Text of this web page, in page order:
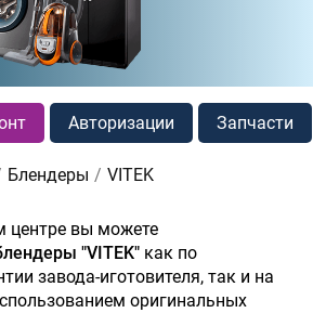
Авторизации Запчасти
Блендеры VITEK
центре вы можете
"VITEK" как по
завода-иготовителя, так и на
оригинальных